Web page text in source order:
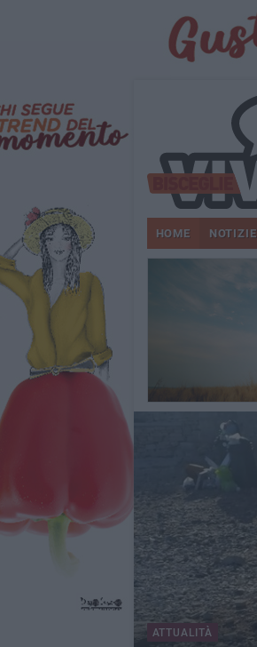
HOME NOTIZIE
ATTUALITÀ